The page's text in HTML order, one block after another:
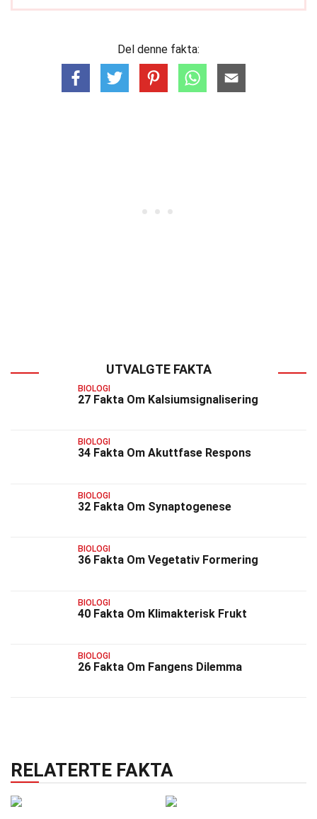
Del denne fakta:
UTVALGTE FAKTA
BIOLOGI
27 Fakta Om Kalsiumsignalisering
BIOLOGI
34 Fakta Om Akuttfase Respons
BIOLOGI
32 Fakta Om Synaptogenese
BIOLOGI
36 Fakta Om Vegetativ Formering
BIOLOGI
40 Fakta Om Klimakterisk Frukt
BIOLOGI
26 Fakta Om Fangens Dilemma
RELATERTE FAKTA